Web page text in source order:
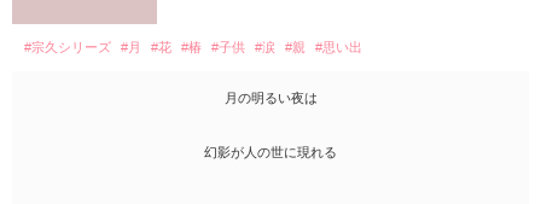
#宗久シリーズ #月 #花 #椿 #子供 #涙 #親 #思い出
月の明るい夜は
幻影が人の世に現れる